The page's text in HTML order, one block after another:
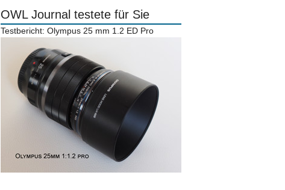
OWL Journal testete für Sie
Testbericht: Olympus 25 mm 1.2 ED Pro